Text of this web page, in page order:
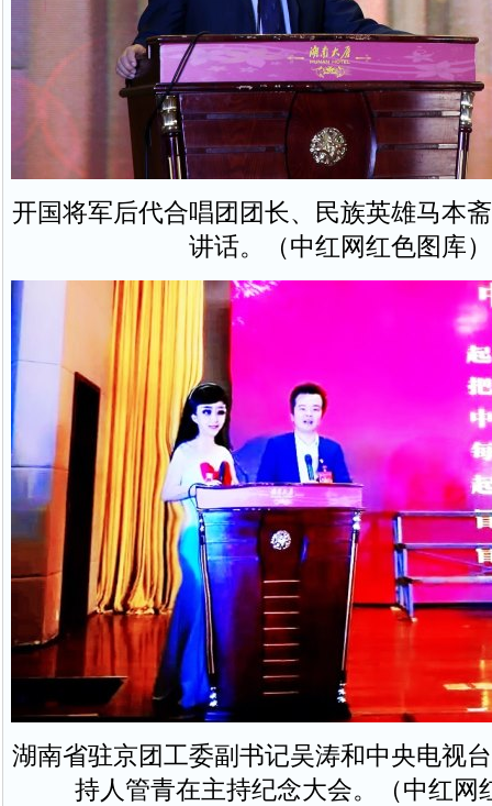
开国将军后代合唱团团长、民族英雄马本
讲话。（中红网红色图库）
湖南省驻京团工委副书记吴涛和中央电视
持人管青在主持纪念大会。（中红网